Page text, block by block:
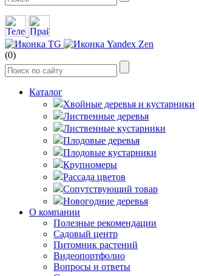
(0)
Каталог
Хвойные деревья и кустарники
Лиственные деревья
Лиственные кустарники
Плодовые деревья
Плодовые кустарники
Крупномеры
Рассада цветов
Сопутствующий товар
Новогодние деревья
О компании
Полезные рекомендации
Садовый центр
Питомник растений
Видеопортфолио
Вопросы и ответы